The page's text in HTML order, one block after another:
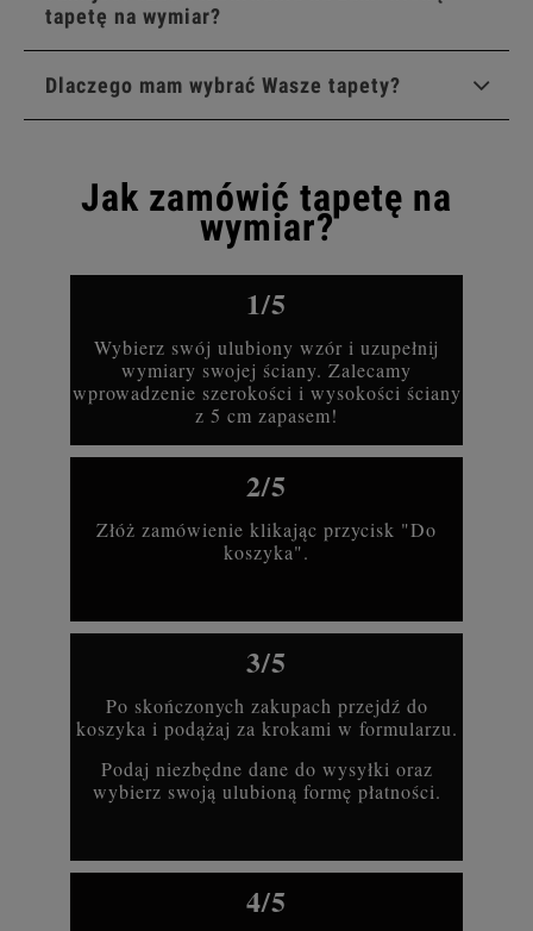
tapetę na wymiar?
Dlaczego mam wybrać Wasze tapety?
Jak zamówić tapetę na
wymiar?
1/5
Wybierz swój ulubiony wzór i uzupełnij
wymiary swojej ściany. Zalecamy
wprowadzenie szerokości i wysokości ściany
z 5 cm zapasem!
2/5
Złóż zamówienie klikając przycisk "Do
koszyka".
3/5
Po skończonych zakupach przejdź do
koszyka i podążaj za krokami w formularzu.
Podaj niezbędne dane do wysyłki oraz
wybierz swoją ulubioną formę płatności.
4/5